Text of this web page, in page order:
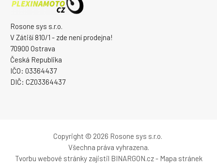
Rosone sys s.r.o.
V Zátiší 810/1 - zde není prodejna!
70900 Ostrava
Česká Republika
IČO: 03364437
DIČ: CZ03364437
Copyright © 2026 Rosone sys s.r.o.
Všechna práva vyhrazena.
Tvorbu webové stránkyzajistil BINARGON.cz- Mapa stránek